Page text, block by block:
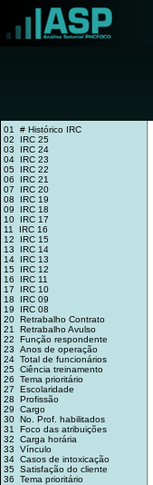
01 # Histórico IRC
02 IRC 25
03 IRC 24
04 IRC 23
05 IRC 22
06 IRC 21
07 IRC 20
08 IRC 19
09 IRC 18
10 IRC 17
11 IRC 16
12 IRC 15
13 IRC 14
14 IRC 13
15 IRC 12
16 IRC 11
17 IRC 10
18 IRC 09
19 IRC 08
20 Retrabalho Contrato
21 Retrabalho Avulso
22 Função respondente
23 Anos de operação
24 Total de funcionários
25 Ciência treinamento
26 Tema prioritário
27 Escolaridade
28 Profissão
29 Cargo
30 No. Prof. habilitados
31 Foco das atribuições
32 Carga horária
33 Vínculo
34 Casos de intoxicação
35 Satisfação do cliente
36 Tema prioritário